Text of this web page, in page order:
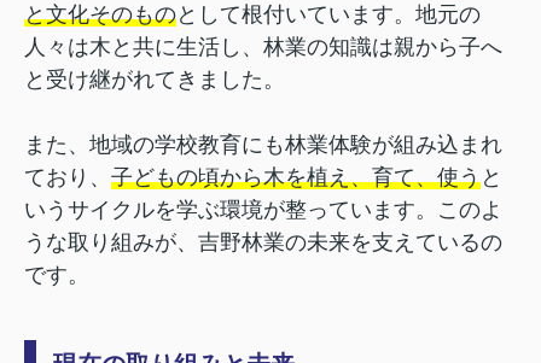
と文化そのものとして根付いています。地元の
人々は木と共に生活し、林業の知識は親から子へ
と受け継がれてきました。
また、地域の学校教育にも林業体験が組み込まれ
ており、 子どもの頃から木を植え、育て、使うと
いうサイクルを学ぶ環境が整っています。このよ
うな取り組みが、吉野林業の未来を支えているの
です。